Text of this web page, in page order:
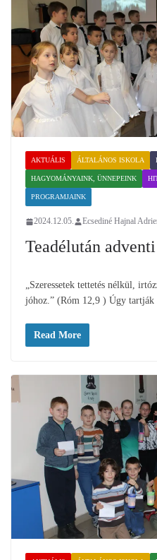
AKTUÁLIS ÁLTALÁNOS ISKOLA
HAGYOMÁNYAINK, ÜNNEPEINK
PROGRAMJAINK
2024.12.05. Ecsediné Hajnal
Teadélután
„Szeressetek tettetés nélkül,
jóhoz.” (Róm 12,9 ) Úgy tartják
Read More